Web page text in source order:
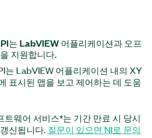
는 LabVIEW 어플리케이션과 오프
지원합니다.
는 LabVIEW 어플리케이션 내의 XY
표시된 맵을 보고 제어하는 데 도움
어 애드온입니다. 이 애드온은 최대
하여 API가 인터넷 연결없이 오프
동할 수 있도록 합니다. Offline
트웨어 서비스*는 기간 만료 시 당시
신됩니다. 질문이 있으면 NI로 문의